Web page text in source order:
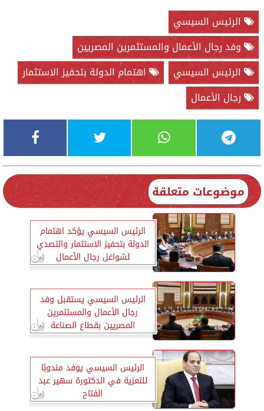
الرئيس السيسي
وفد رجال الأعمال والمستثمرين المصريين
الرئيس السيسي
اهتمام الدولة بتحفيز الاستثمار
رجال الأعمال
موضوعات متعلقة
الرئيس السيسي يؤكد اهتمام
الدولة بتحفيز الاستثمار والتصدي
لشواغل رجال الأعمال
الرئيس السيسي يستقبل وفد
رجال الأعمال والمستثمرين
المصريين بقطاع الصناعة
الرئيس السيسي يوفد مندوبًا
للتعزية في الدكتورة سهير عبد
الفتاح